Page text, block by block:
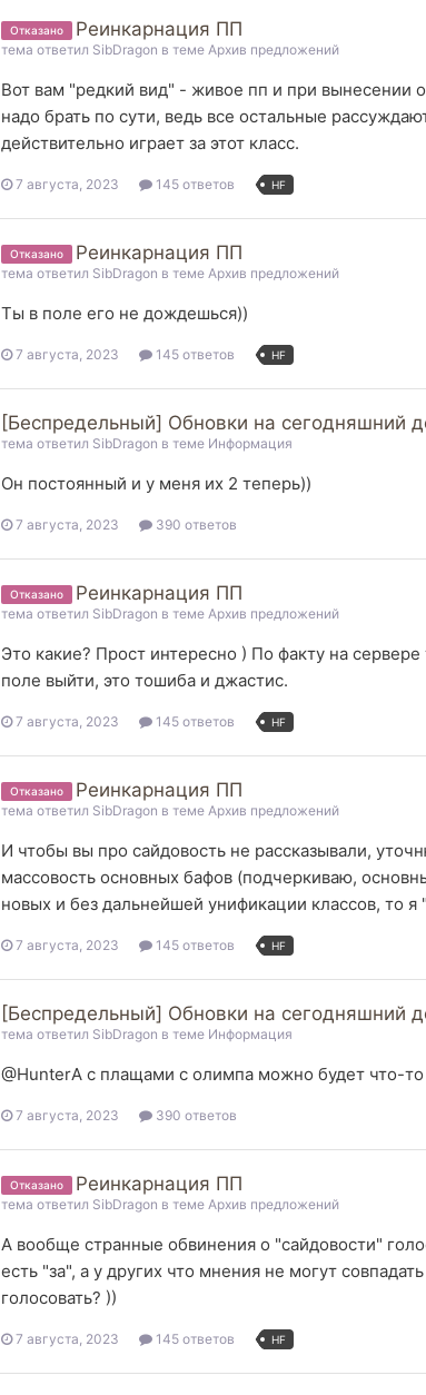
Отказано Реинкарнация ПП
тема ответил SibDragon в темеАрхив предложений
Вот вам "редкий вид" - живое пп и при вынесении
надо брать по сути, ведь все остальные
действительно играет за этот класс.
7 августа, 2023 145 ответов HF
Отказано Реинкарнация ПП
тема ответил SibDragon в темеАрхив предложений
Ты в поле его не дождешься))
7 августа, 2023 145 ответов HF
[Беспредельный] Обновки на сегодняшний
тема ответил SibDragon в теме Информация
Он постоянный и у меня их 2 теперь))
7 августа, 2023 390 ответов
Отказано Реинкарнация ПП
тема ответил SibDragon в темеАрхив предложений
Это какие? Прост интересно ) По факту на
поле выйти, это тошиба и джастис.
7 августа, 2023 145 ответов HF
Отказано Реинкарнация ПП
тема ответил SibDragon в темеАрхив предложений
И чтобы вы про сайдовость не рассказывали,
массовость основных бафов (подчеркиваю,
новых и без дальнейшей унификации классов, то я
7 августа, 2023 145 ответов HF
[Беспредельный] Обновки на сегодняшний
тема ответил SibDragon в теме Информация
@HunterА с плащами с олимпа можно будет что-
7 августа, 2023 390 ответов
Отказано Реинкарнация ПП
тема ответил SibDragon в темеАрхив предложений
А вообще странные обвинения о "сайдовости"
есть "за", а у других что мнения не могут
голосовать? ))
7 августа, 2023 145 ответов HF